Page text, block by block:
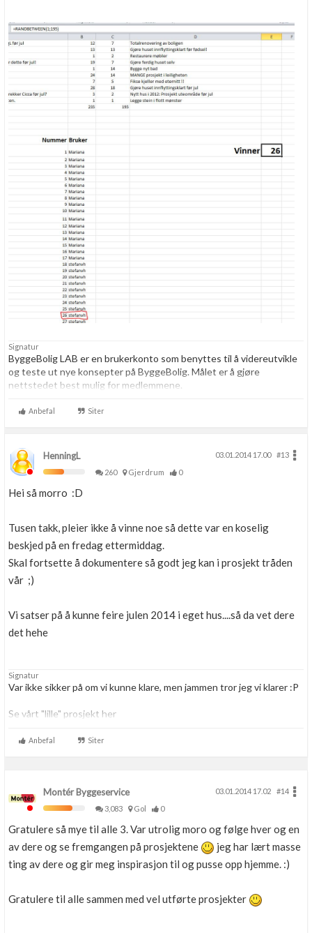
Signatur
ByggeBolig LAB er en brukerkonto som benyttes til å videreutvikle
og teste ut nye konsepter på ByggeBolig. Målet er å gjøre
nettstedet best mulig for medlemmene.
Anbefal Siter
HenningL 03.01.2014 17.00
#13
260
Gjerdrum 0
Hei så morro :D
Tusen takk, pleier ikke å vinne noe så dette var en koselig
beskjed på en fredag ettermiddag.
Skal fortsette å dokumentere så godt jeg kan i prosjekt tråden
vår ;)
Vi satser på å kunne feire julen 2014 i eget hus....så da vet dere
det hehe
Signatur
Var ikke sikker på om vi kunne klare, men jammen tror jeg vi klarer :P
Se vårt "lille" prosjekt her
hennings-husprosjekt/
Anbefal Siter
Montér Byggeservice 03.01.2014 17.02
#14
3,083
Gol 0
Gratulere så mye til alle 3. Var utrolig moro og følge hver og en
av dere og se fremgangen på prosjektene
jeg har lært masse
ting av dere og gir meg inspirasjon til og pusse opp hjemme. :)
Gratulere til alle sammen med vel utførte prosjekter